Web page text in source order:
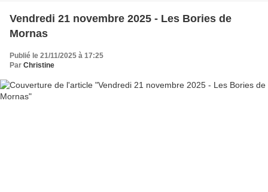
Vendredi 21 novembre 2025 - Les Bories de
Mornas
Publié le 21/11/2025 à 17:25
Par Christine